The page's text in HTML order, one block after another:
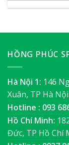
HỒNG PHÚC
Hà Nội 1: 146
Xuân, TP Hà Nội
Hotline : 093
Hồ Chí Minh:
Đức, TP Hồ Chí